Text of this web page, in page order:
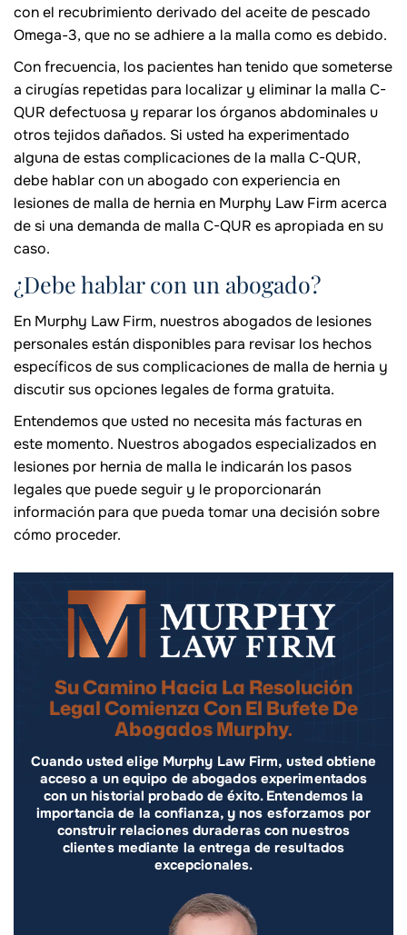
con el recubrimiento derivado del aceite de pescado
Omega-3, que no se adhiere a la malla como es debido.
Con frecuencia, los pacientes han tenido que someterse
a cirugías repetidas para localizar y eliminar la malla C-
QUR defectuosa y reparar los órganos abdominales u
otros tejidos dañados. Si usted ha experimentado
alguna de estas complicaciones de la malla C-QUR,
debe hablar con un abogado con experiencia en
lesiones de malla de hernia en Murphy Law Firm acerca
de si una demanda de malla C-QUR es apropiada en su
caso.
¿Debe hablar con un abogado?
En Murphy Law Firm, nuestros abogados de lesiones
personales están disponibles para revisar los hechos
específicos de sus complicaciones de malla de hernia y
discutir sus opciones legales de forma gratuita.
Entendemos que usted no necesita más facturas en
este momento. Nuestros abogados especializados en
lesiones por hernia de malla le indicarán los pasos
legales que puede seguir y le proporcionarán
información para que pueda tomar una decisión sobre
cómo proceder.
Su Camino Hacia La Resolución
Legal Comienza Con El Bufete De
Abogados Murphy.
Cuando usted elige Murphy Law Firm, usted obtiene
acceso a un equipo de abogados experimentados
con un historial probado de éxito. Entendemos la
importancia de la confianza, y nos esforzamos por
construir relaciones duraderas con nuestros
clientes mediante la entrega de resultados
excepcionales.